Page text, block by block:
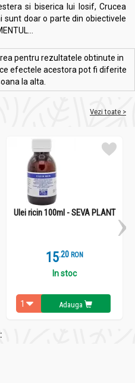
si biserica lui Iosif, Crucea
sunt doar o parte din obiectivele
pentru rezultatele obtinute in
efectele acestora pot fi diferite
la alta.
Vezi toate >
Ulei ricin 100ml - SEVA PLANT
15.2 RON
In stoc
Adauga